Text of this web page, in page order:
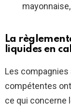
La
liquides en
Les
compétentes
ce qui concerne